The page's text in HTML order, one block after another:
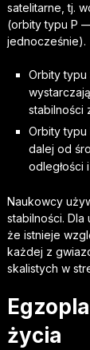
satelitarne, tj.
(orbity typu P
jednocześnie).
Orbity typu
stabilności
Orbity typu
dalej od
odległości
Naukowcy
stabilności. Dla
że istnieje
każdej z
skalistych w
życia